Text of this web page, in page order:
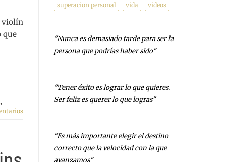
violín
que
,
superacion personal
vida videos
"Nunca es demasiado tarde para ser la
persona que podrías haber sido"
"Tener éxito es lograr lo que quieres.
Ser feliz es querer lo que logras"
"Es más importante elegir el destino
correcto que la velocidad con la que